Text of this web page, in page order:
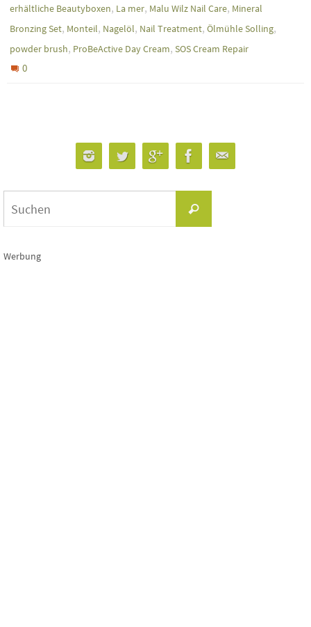
erhältliche Beautyboxen, La mer, Malu Wilz Nail Care, Mineral
Bronzing Set, Monteil, Nagelöl, Nail Treatment, Ölmühle Solling,
powder brush, ProBeActive Day Cream, SOS Cream Repair
0
Suchen
Werbung